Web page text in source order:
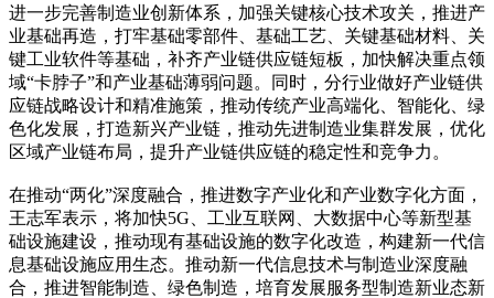
进一步完善制造业创新体系，加强关键核心技术攻关，推进产
业基础再造，打牢基础零部件、基础工艺、关键基础材料、关
键工业软件等基础，补齐产业链供应链短板，加快解决重点领
域“卡脖子”和产业基础薄弱问题。同时，分行业做好产业链供
应链战略设计和精准施策，推动传统产业高端化、智能化、绿
色化发展，打造新兴产业链，推动先进制造业集群发展，优化
区域产业链布局，提升产业链供应链的稳定性和竞争力。
在推动“两化”深度融合，推进数字产业化和产业数字化方面，
王志军表示，将加快5G、工业互联网、大数据中心等新型基
础设施建设，推动现有基础设施的数字化改造，构建新一代信
息基础设施应用生态。推动新一代信息技术与制造业深度融
合，推进智能制造、绿色制造，培育发展服务型制造新业态新